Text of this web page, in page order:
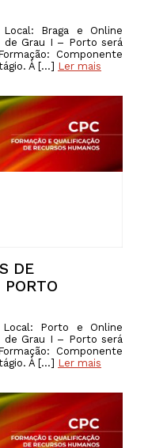
Braga e Online
de Grau I – Porto será
Componente
À […] Ler mais
DE
Porto e Online
de Grau I – Porto será
Componente
À […] Ler mais